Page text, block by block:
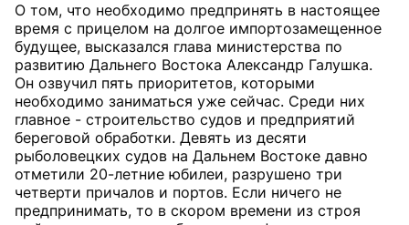
О том, что необходимо предпринять в настоящее
время с прицелом на долгое импортозамещенное
будущее, высказался глава министерства по
развитию Дальнего Востока Александр Галушка.
Он озвучил пять приоритетов, которыми
необходимо заниматься уже сейчас. Среди них
главное - строительство судов и предприятий
береговой обработки. Девять из десяти
рыболовецких судов на Дальнем Востоке давно
отметили 20-летние юбилеи, разрушено три
четверти причалов и портов. Если ничего не
предпринимать, то в скором времени из строя